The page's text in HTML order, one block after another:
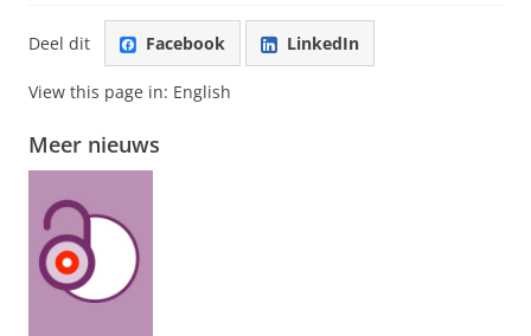
Deel dit Facebook LinkedIn
View this page in: English
Meer nieuws